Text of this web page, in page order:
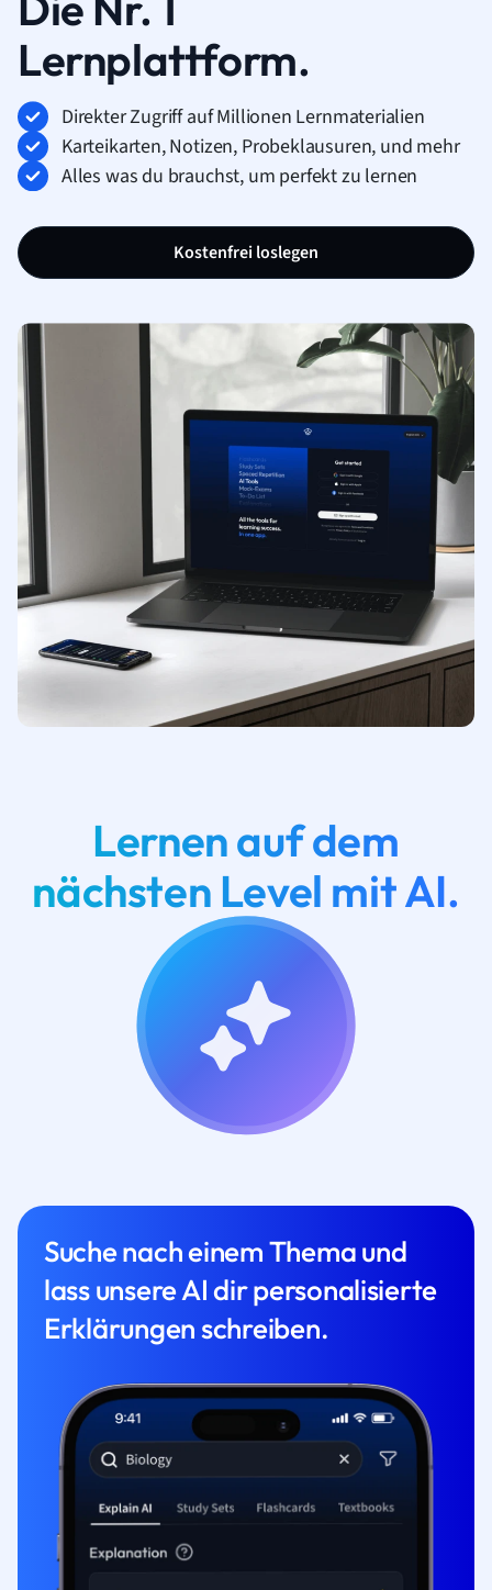
Lernplattform.
Direkter Zugriff auf Millionen Lernmaterialien
Karteikarten, Notizen, Probeklausuren, und mehr
Alles was du brauchst, um perfekt zu lernen
Kostenfrei loslegen
Lernen auf dem
nächsten Level mit AI.
Suche nach einem Thema und
lass unsere AI dir personalisierte
Erklärungen schreiben.